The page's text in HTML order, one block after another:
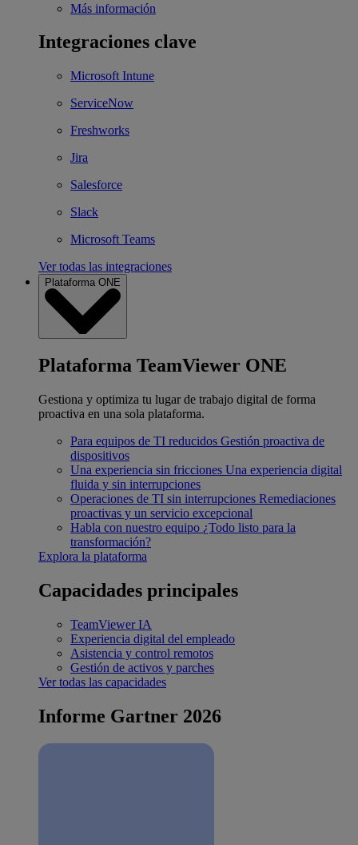
Más información
Integraciones clave
Microsoft Intune
ServiceNow
Freshworks
Jira
Salesforce
Slack
Microsoft Teams
Ver todas las integraciones
Plataforma ONE
Plataforma TeamViewer ONE
Gestiona y optimiza tu lugar de trabajo digital de forma
proactiva en una sola plataforma.
Para equipos de TI reducidos Gestión proactiva de
dispositivos
Una experiencia sin fricciones Una experiencia digital
fluida y sin interrupciones
Operaciones de TI sin interrupciones Remediaciones
proactivas y un servicio excepcional
Habla con nuestro equipo ¿Todo listo para la
transformación?
Explora la plataforma
Capacidades principales
TeamViewer IA
Experiencia digital del empleado
Asistencia y control remotos
Gestión de activos y parches
Ver todas las capacidades
Informe Gartner 2026